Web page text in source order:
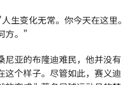
生变化无常。你今天在这里。
方。"
尼亚的布隆迪难民，他并没有
这个样子。尽管如此，赛义迪